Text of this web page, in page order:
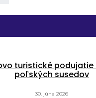
turistické podujatie
poľských susedov
30. júna 2026